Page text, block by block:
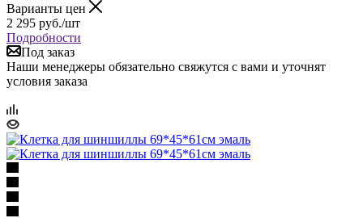
Варианты цен
2 295 руб./шт
Подробности
Под заказ
Наши менеджеры обязательно свяжутся с вами и уточнят
условия заказа